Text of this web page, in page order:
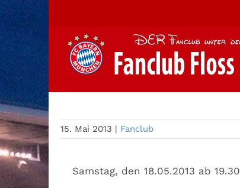
15. Mai 2013 | Fanclub
Samstag, den 18.05.2013 ab